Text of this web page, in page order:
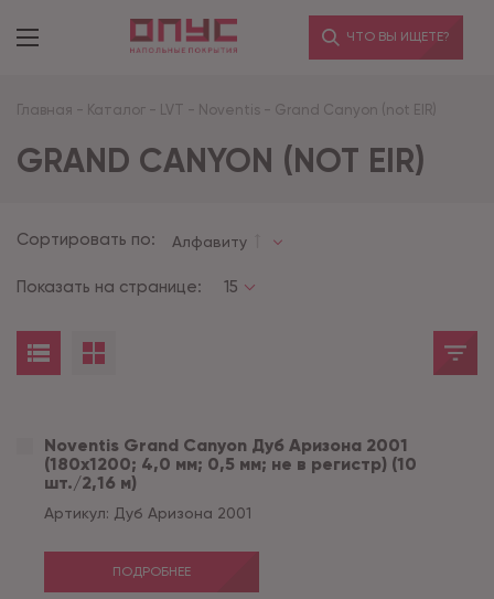
ЧТО ВЫ ИЩЕТЕ?
Главная - Каталог - LVT - Noventis - Grand Canyon (not EIR)
GRAND CANYON (NOT EIR)
Сортировать по: Алфавиту
Показать на странице: 15
Noventis Grand Сanyon Дуб Аризона 2001
(180x1200; 4,0 мм; 0,5 мм; не в регистр) (10
шт./2,16 м)
Артикул: Дуб Аризона 2001
ПОДРОБНЕЕ